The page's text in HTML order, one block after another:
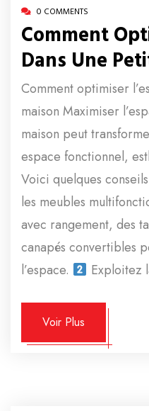
0 COMMENTS
Comment
Dans Une
Comment optimiser
maison Maximiser
maison peut
espace fonctionnel,
Voici quelques
les meubles
avec rangement, des
canapés convertibles
l’espace.
Exploitez
Voir Plus